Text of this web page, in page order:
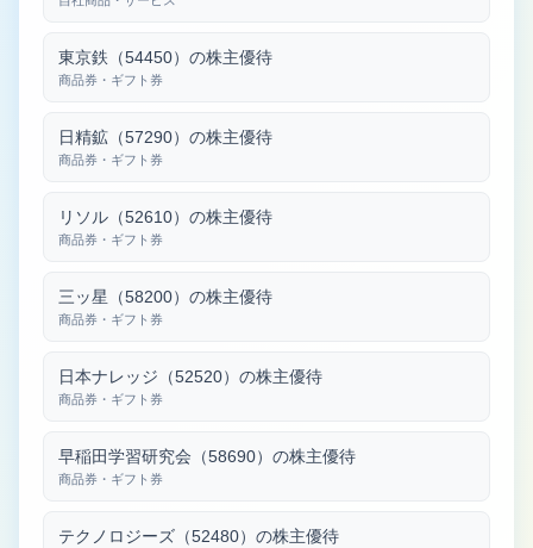
東京鉄（54450）の株主優待
商品券・ギフト券
日精鉱（57290）の株主優待
商品券・ギフト券
リソル（52610）の株主優待
商品券・ギフト券
三ッ星（58200）の株主優待
商品券・ギフト券
日本ナレッジ（52520）の株主優待
商品券・ギフト券
早稲田学習研究会（58690）の株主優待
商品券・ギフト券
テクノロジーズ（52480）の株主優待